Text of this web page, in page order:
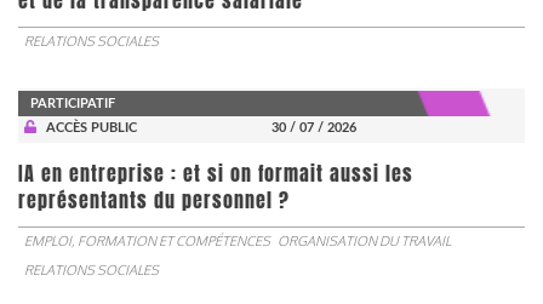
RELATIONS SOCIALES
PARTICIPATIF
ACCÈS PUBLIC
30 / 07 / 2026
IA en entreprise : et si on formait aussi les
représentants du personnel ?
EMPLOI, FORMATION ET COMPÉTENCES ORGANISATION DU TRAVAIL
RELATIONS SOCIALES